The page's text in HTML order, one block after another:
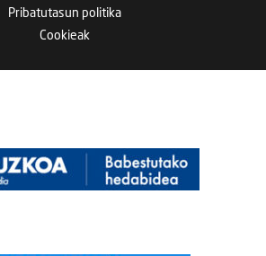
Pribatutasun politika
Cookieak